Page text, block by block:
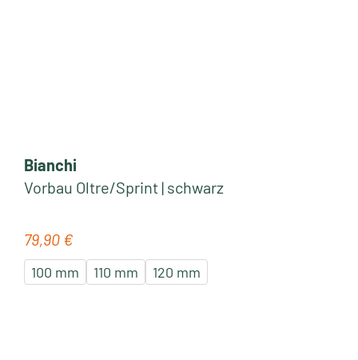
Bianchi
Vorbau Oltre/Sprint | schwarz
Regulärer Preis:
79,90 €
100 mm 110 mm 120 mm